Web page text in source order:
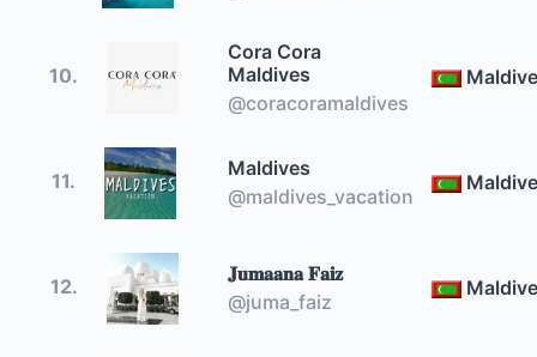
10.
Cora Cora
Maldives
@coracoramaldives
11.
Maldives
@maldives_vacation
12.
𝐉𝐮𝐦𝐚𝐚𝐧𝐚 𝐅𝐚𝐢𝐳
@juma_faiz